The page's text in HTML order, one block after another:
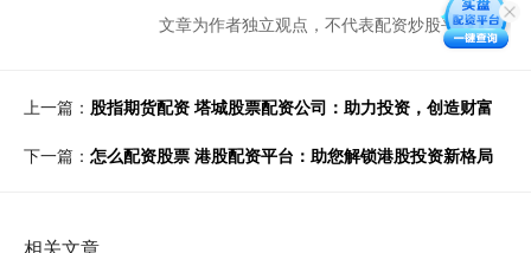
文章为作者独立观点，不代表配资炒股平台观点
上一篇： 股指期货配资 塔城股票配资公司：助力投资，创造财富
下一篇： 怎么配资股票 港股配资平台：助您解锁港股投资新格局